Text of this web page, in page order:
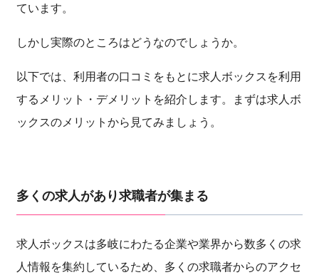
ています。
しかし実際のところはどうなのでしょうか。
以下では、利用者の口コミをもとに求人ボックスを利用
するメリット・デメリットを紹介します。まずは求人ボ
ックスのメリットから見てみましょう。
多くの求人があり求職者が集まる
求人ボックスは多岐にわたる企業や業界から数多くの求
人情報を集約しているため、多くの求職者からのアクセ